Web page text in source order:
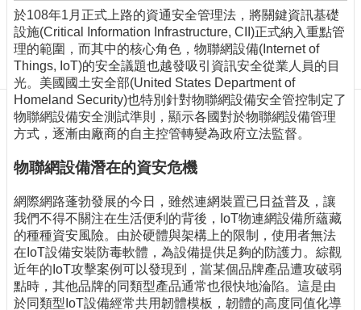
首
頁
聯
絡
資
訊
訂
取
消
網
站
導
覽
最
新
於108年1月正式上路的資通安全管理法，將關鍵資訊基礎
設施(Critical Information Infrastructure, CII)正式納入重點管
理的範圍，而其中的核心角色，物聯網設備(Internet of
Things, IoT)的安全議題也越發吸引資訊安全從業人員的目
光。美國國土安全部(United States Department of
Homeland Security)也特別針對物聯網設備安全管控制定了
物聯網設備安全測試準則，顯示各國對於物聯網設備管理
方式，逐漸由廠商的自主控管轉變為政府立法監督。
物聯網設備潛在的資安危機
網際網路蓬勃發展的今日，雖然連網裝置已日益普及，讓
我們不得不關注在生活便利的背後，IoT物連網設備所蘊藏
的種種資安風險。由於硬體與架構上的限制，使用者無法
在IoT設備安裝防毒軟體，為設備提供足夠的防護力。綜觀
近年的IoT攻擊案例可以發現到，當某個品牌產品遭攻破弱
點時，其他品牌的同類型產品通常也很快地淪陷。這是由
於同類型IoT設備經常共用韌體模板，韌體的高度同值化導